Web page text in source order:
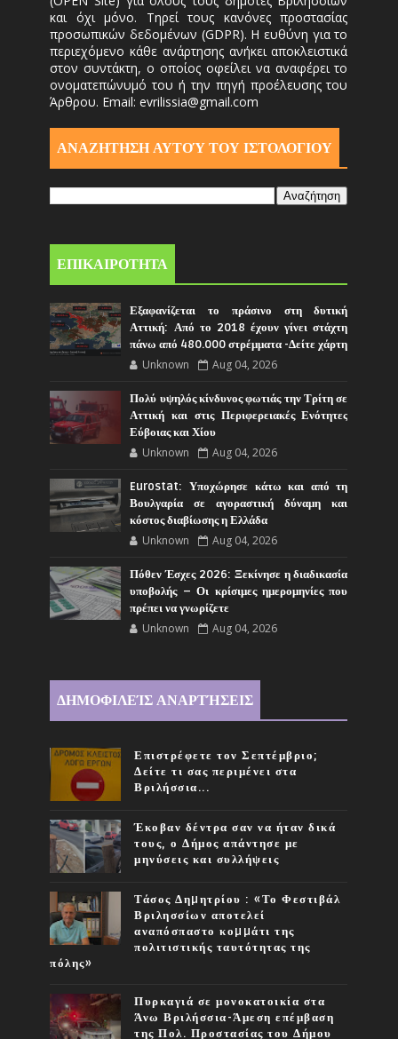
και όχι μόνο. Τηρεί τους κανόνες προστασίας
προσωπικών δεδομένων (GDPR). Η ευθύνη για το
περιεχόμενο κάθε ανάρτησης ανήκει αποκλειστικά
στον συντάκτη, ο οποίος οφείλει να αναφέρει το
ονοματεπώνυμό του ή την πηγή προέλευσης του
Άρθρου. Email: evrilissia@gmail.com
ΑΝΑΖΗΤΗΣΗ ΑΥΤΟΎ ΤΟΥ ΙΣΤΟΛΟΓΙΟΥ
ΕΠΙΚΑΙΡΟΤΗΤΑ
Εξαφανίζεται το πράσινο στη δυτική
Αττική: Από το 2018 έχουν γίνει στάχτη
πάνω από 480.000 στρέμματα -Δείτε χάρτη
Unknown Aug 04, 2026
Πολύ υψηλός κίνδυνος φωτιάς την Τρίτη σε
Αττική και στις Περιφερειακές Ενότητες
Εύβοιας και Χίου
Unknown Aug 04, 2026
Eurostat: Υποχώρησε κάτω και από τη
Βουλγαρία σε αγοραστική δύναμη και
κόστος διαβίωσης η Ελλάδα
Unknown Aug 04, 2026
Πόθεν Έσχες 2026: Ξεκίνησε η διαδικασία
υποβολής – Οι κρίσιμες ημερομηνίες που
πρέπει να γνωρίζετε
Unknown Aug 04, 2026
ΔΗΜΟΦΙΛΕΊΣ ΑΝΑΡΤΉΣΕΙΣ
Επιστρέφετε τον Σεπτέμβριο;
Δείτε τι σας περιμένει στα
Βριλήσσια...
Έκοβαν δέντρα σαν να ήταν δικά
τους, ο Δήμος απάντησε με
μηνύσεις και συλλήψεις
Τάσος Δηµητρίου : «Το Φεστιβάλ
Βριλησσίων αποτελεί
αναπόσπαστο κοµµάτι της
πολιτιστικής ταυτότητας της
πόλης»
Πυρκαγιά σε μονοκατοικία στα
Άνω Βριλήσσια-Άμεση επέμβαση
της Πολ. Προστασίας του Δήμου